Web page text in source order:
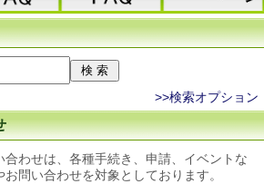
>>検索オプション
わせは、各種手続き、申請、イベントな
問い合わせを対象としております。